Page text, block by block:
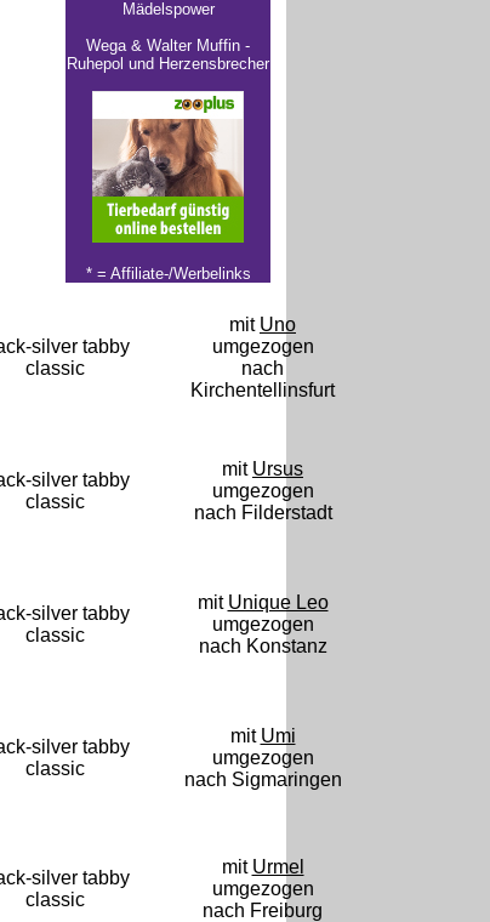
Mädelspower
Wega & Walter Muffin -
Ruhepol und Herzensbrecher
* = Affiliate-/Werbelinks
silver tabby
classic
mit Uno
umgezogen
nach
Kirchentellinsfurt
silver tabby
classic
mit Ursus
umgezogen
nach Filderstadt
silver tabby
classic
mit Unique Leo
umgezogen
nach Konstanz
silver tabby
classic
mit Umi
umgezogen
nach Sigmaringen
silver tabby
classic
mit Urmel
umgezogen
nach Freiburg